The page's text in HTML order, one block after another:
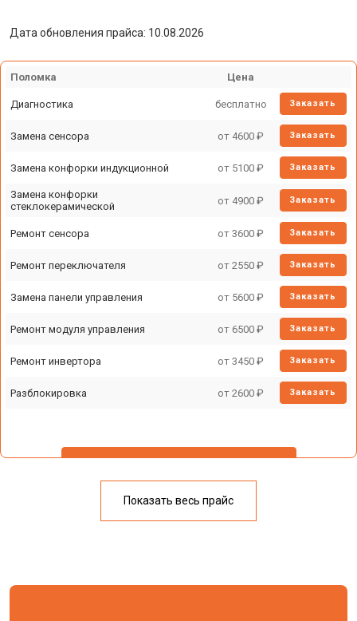
Стиральная машина
Холодильник
Дата обновления прайса: 10.08.2026
Поломка Цена
Диагностика бесплатно Заказать
Замена сенсора от 4600 ₽ Заказать
Замена конфорки индукционной от 5100 ₽ Заказать
Замена конфорки
стеклокерамической
от 4900 ₽ Заказать
Ремонт сенсора от 3600 ₽ Заказать
Ремонт переключателя от 2550 ₽ Заказать
Замена панели управления от 5600 ₽ Заказать
Ремонт модуля управления от 6500 ₽ Заказать
Ремонт инвертора от 3450 ₽ Заказать
Разблокировка от 2600 ₽ Заказать
Показать весь прайс